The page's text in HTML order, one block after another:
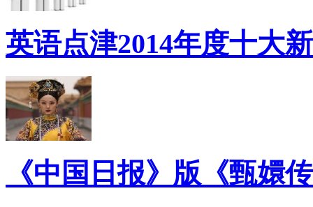
英语点津2014年度十大
《中国日报》版《甄嬛